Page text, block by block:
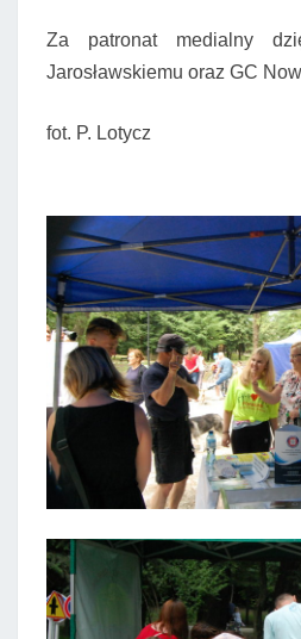
Za patronat medialny
Jarosławskiemu oraz GC
fot. P. Lotycz